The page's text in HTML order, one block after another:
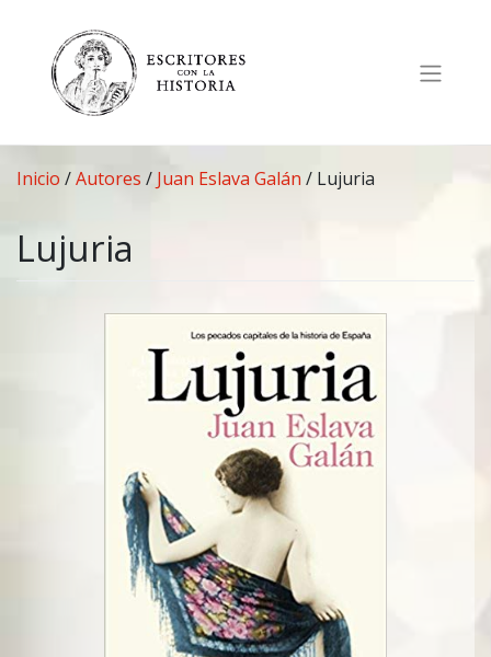
contenido
Inicio /Autores / Juan Eslava Galán / Lujuria
Lujuria